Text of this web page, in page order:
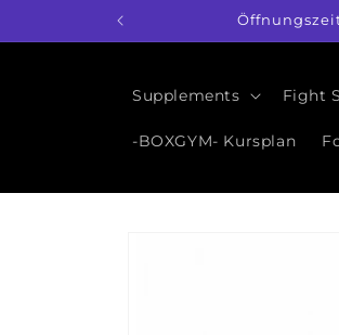
Inhalt
Supplements Fight
-BOXGYM- Kursplan